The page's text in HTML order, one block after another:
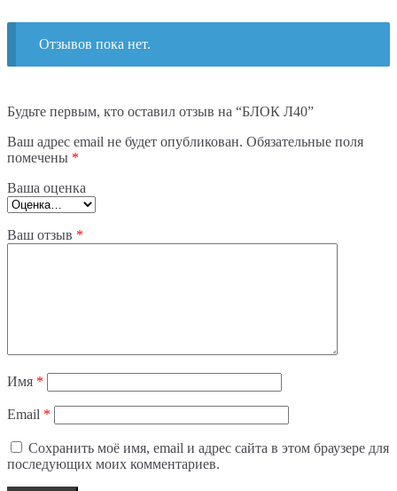
Отзывов пока нет.
Будьте первым, кто оставил отзыв на “БЛОК Л40”
Ваш адрес email не будет опубликован. Обязательные поля
помечены *
Ваша оценка
Ваш отзыв *
Имя *
Email *
Сохранить моё имя, email и адрес сайта в этом браузере для
последующих моих комментариев.